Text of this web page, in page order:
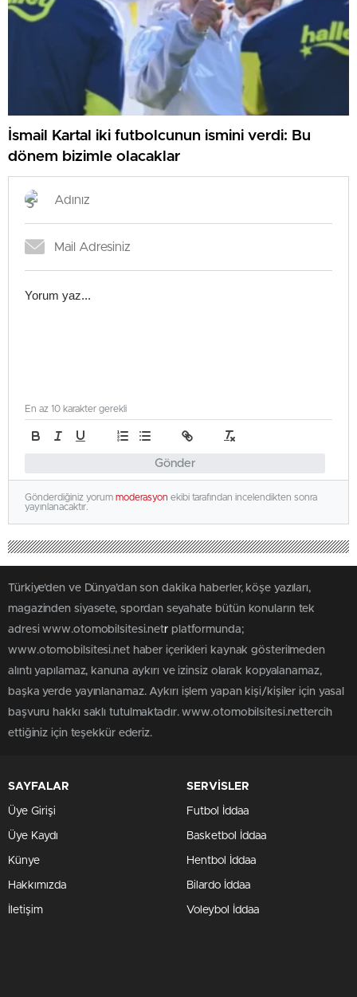
İsmail Kartal iki futbolcunun ismini verdi: Bu
dönem bizimle olacaklar
Gönder
En az 10 karakter gerekli
Gönderdiğiniz yorum moderasyon ekibi tarafından incelendikten sonra
yayınlanacaktır.
Türkiye'den ve Dünya’dan son dakika haberler, köşe yazıları,
magazinden siyasete, spordan seyahate bütün konuların tek
adresi www.otomobilsitesi.netr platformunda;
www.otomobilsitesi.net haber içerikleri kaynak gösterilmeden
alıntı yapılamaz, kanuna aykırı ve izinsiz olarak kopyalanamaz,
başka yerde yayınlanamaz. Aykırı işlem yapan kişi/kişiler için yasal
başvuru hakkı saklı tutulmaktadır. www.otomobilsitesi.nettercih
ettiğiniz için teşekkür ederiz.
SAYFALAR
Üye Girişi
Üye Kaydı
Künye
Hakkımızda
İletişim
SERVİSLER
Futbol İddaa
Basketbol İddaa
Hentbol İddaa
Bilardo İddaa
Voleybol İddaa